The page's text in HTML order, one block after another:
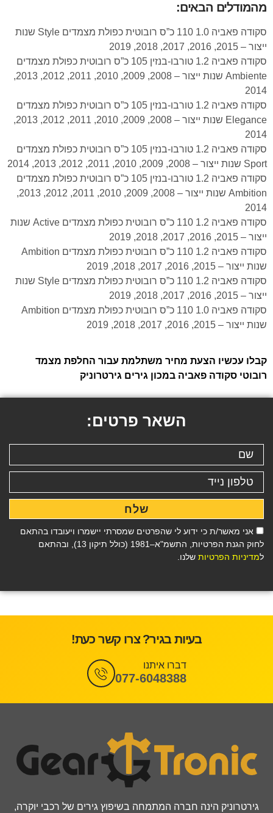
מהמודלים הבאים:
סקודה פאביה 1.0 110 כ”ס רובוטית כפולת מצמדים Style שנות
ייצור – 2015, 2016, 2017, 2018, 2019
סקודה פאביה 1.2 טורבו-בנזין 105 כ”ס רובוטית כפולת מצמדים
Ambiente שנות ייצור – 2008, 2009, 2010, 2011, 2012, 2013,
2014
סקודה פאביה 1.2 טורבו-בנזין 105 כ”ס רובוטית כפולת מצמדים
Elegance שנות ייצור – 2008, 2009, 2010, 2011, 2012, 2013,
2014
סקודה פאביה 1.2 טורבו-בנזין 105 כ”ס רובוטית כפולת מצמדים
Sport שנות ייצור – 2008, 2009, 2010, 2011, 2012, 2013, 2014
סקודה פאביה 1.2 טורבו-בנזין 105 כ”ס רובוטית כפולת מצמדים
Ambition שנות ייצור – 2008, 2009, 2010, 2011, 2012, 2013,
2014
סקודה פאביה 1.2 110 כ”ס רובוטית כפולת מצמדים Active שנות
ייצור – 2015, 2016, 2017, 2018, 2019
סקודה פאביה 1.2 110 כ”ס רובוטית כפולת מצמדים Ambition
שנות ייצור – 2015, 2016, 2017, 2018, 2019
סקודה פאביה 1.2 110 כ”ס רובוטית כפולת מצמדים Style שנות
ייצור – 2015, 2016, 2017, 2018, 2019
סקודה פאביה 1.0 110 כ”ס רובוטית כפולת מצמדים Ambition
שנות ייצור – 2015, 2016, 2017, 2018, 2019
קבלו עכשיו הצעת מחיר משתלמת עבור החלפת מצמד
רובוטי סקודה פאביה במכון גירים גירטרוניק
השאר פרטים:
אני מאשר/ת כי ידוע לי שהפרטים שמסרתי יישמרו ויעובדו בהתאם
לחוק הגנת הפרטיות, התשמ"א–1981 (כולל תיקון 13), ובהתאם
למדיניות הפרטיות שלנו.
שלח
בעיות בגיר? צרו קשר כעת!
דברו איתנו
077-6048388
גירטרוניק הינה חברה המתמחה בשיפוץ גירים של רכבי יוקרה,